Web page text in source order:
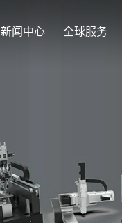
新闻中心 全球服务